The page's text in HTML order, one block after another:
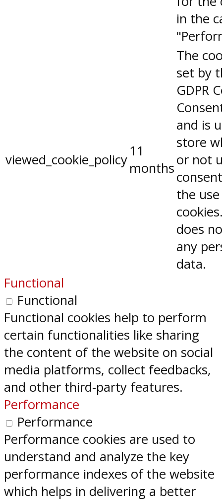
in the
viewed_cookie_policy
11
months
The
set by
GDPR
and is
store
or not
the
does
any
data.
Functional
Functional
Functional cookies help to perform
certain functionalities like sharing
the content of the website on social
media platforms, collect feedbacks,
and other third-party features.
Performance
Performance
Performance cookies are used to
understand and analyze the key
performance indexes of the website
which helps in delivering a better